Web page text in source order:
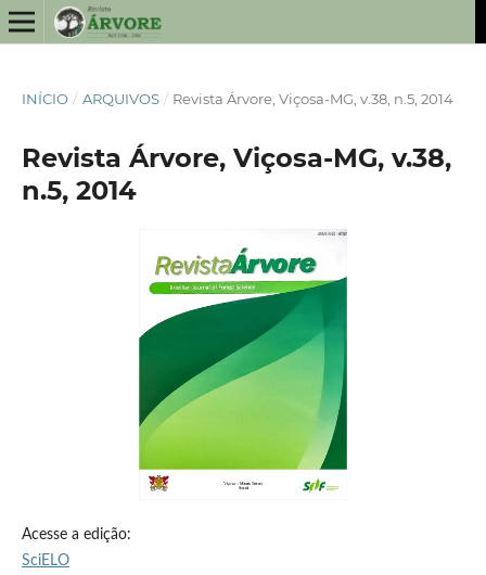
INÍCIO / ARQUIVOS / Revista Árvore, Viçosa-MG, v.38, n.5, 2014
Revista Árvore, Viçosa-MG, v.38,
n.5, 2014
Acesse a edição:
SciELO